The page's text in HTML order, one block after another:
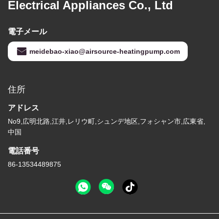
Electrical Appliances Co., Ltd
電子メール
meidebao-xiao@airsource-heatingpump.com
住所
アドレス
No9,広明北路,江井,レリウ町,シュンデ地区,フォシャン市,広東省,
中国
電話番号
86-13534489875